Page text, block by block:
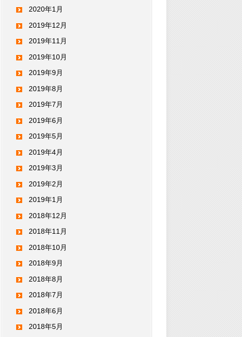
2020年1月
2019年12月
2019年11月
2019年10月
2019年9月
2019年8月
2019年7月
2019年6月
2019年5月
2019年4月
2019年3月
2019年2月
2019年1月
2018年12月
2018年11月
2018年10月
2018年9月
2018年8月
2018年7月
2018年6月
2018年5月